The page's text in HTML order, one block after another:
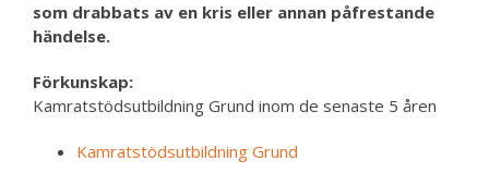
som drabbats av en kris eller annan påfrestande
händelse.
Förkunskap:
Kamratstödsutbildning Grund inom de senaste 5 åren
Kamratstödsutbildning Grund